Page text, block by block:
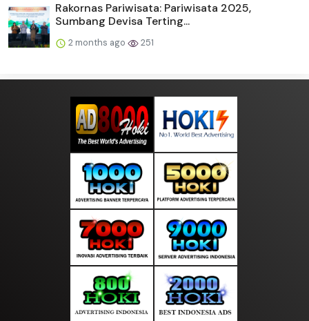
Rakornas Pariwisata: Pariwisata 2025,
Sumbang Devisa Terting...
2 months ago 251